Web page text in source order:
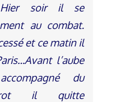
Hier soir il se
au combat.
et ce matin il
l’aube
du
il quitte